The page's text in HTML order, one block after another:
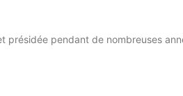
présidée pendant de nombreuses